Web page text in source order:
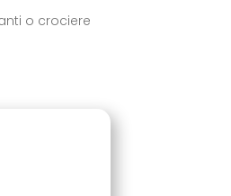
o crociere